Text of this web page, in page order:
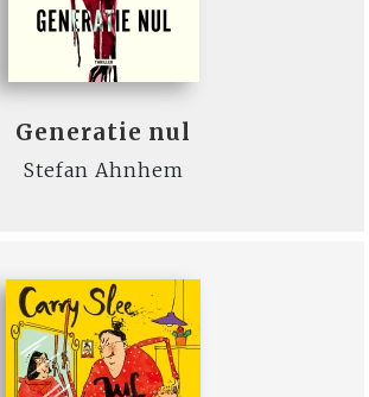
Generatie nul
Stefan Ahnhem